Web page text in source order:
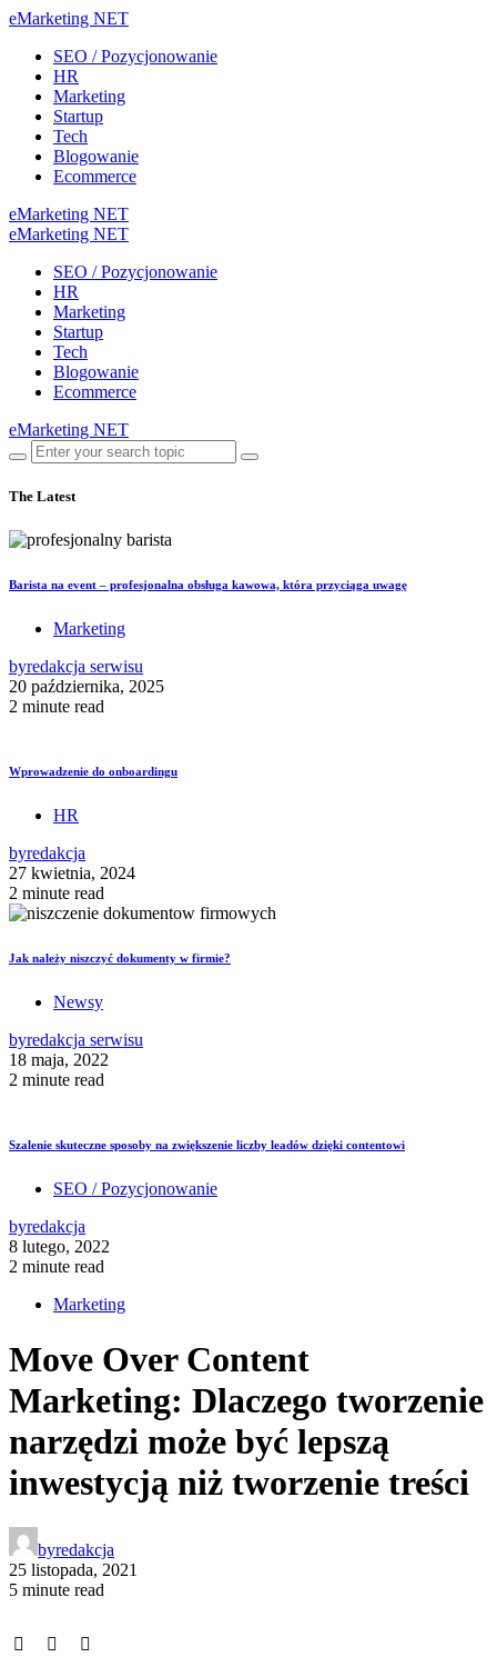
eMarketing NET
SEO / Pozycjonowanie
HR
Marketing
Startup
Tech
Blogowanie
Ecommerce
eMarketing NET
eMarketing NET
SEO / Pozycjonowanie
HR
Marketing
Startup
Tech
Blogowanie
Ecommerce
eMarketing NET
The Latest
Barista na event – profesjonalna obsługa kawowa, która przyciąga uwagę
Marketing
byredakcja serwisu
20 października, 2025
2 minute read
Wprowadzenie do onboardingu
HR
byredakcja
27 kwietnia, 2024
2 minute read
Jak należy niszczyć dokumenty w firmie?
Newsy
byredakcja serwisu
18 maja, 2022
2 minute read
Szalenie skuteczne sposoby na zwiększenie liczby leadów dzięki contentowi
SEO / Pozycjonowanie
byredakcja
8 lutego, 2022
2 minute read
Marketing
Move Over Content
Marketing: Dlaczego tworzenie
narzędzi może być lepszą
inwestycją niż tworzenie treści
byredakcja
25 listopada, 2021
5 minute read